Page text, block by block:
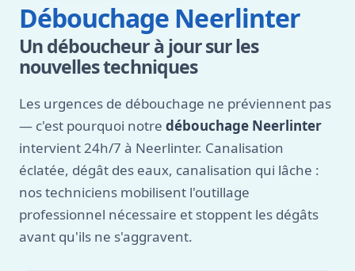
Débouchage Neerlinter
Un déboucheur à jour sur les
nouvelles techniques
Les urgences de débouchage ne préviennent pas
— c'est pourquoi notre débouchage Neerlinter
intervient 24h/7 à Neerlinter. Canalisation
éclatée, dégât des eaux, canalisation qui lâche :
nos techniciens mobilisent l'outillage
professionnel nécessaire et stoppent les dégâts
avant qu'ils ne s'aggravent.